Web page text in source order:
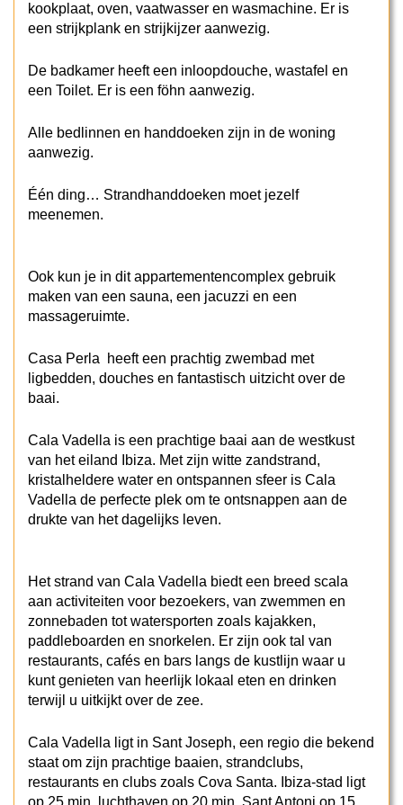
kookplaat, oven, vaatwasser en wasmachine. Er is
een strijkplank en strijkijzer aanwezig.
De badkamer heeft een inloopdouche, wastafel en
een Toilet. Er is een föhn aanwezig.
Alle bedlinnen en handdoeken zijn in de woning
aanwezig.
Één ding… Strandhanddoeken moet jezelf
meenemen.
Ook kun je in dit appartementencomplex gebruik
maken van een sauna, een jacuzzi en een
massageruimte.
Casa Perla heeft een prachtig zwembad met
ligbedden, douches en fantastisch uitzicht over de
baai.
Cala Vadella is een prachtige baai aan de westkust
van het eiland Ibiza. Met zijn witte zandstrand,
kristalheldere water en ontspannen sfeer is Cala
Vadella de perfecte plek om te ontsnappen aan de
drukte van het dagelijks leven.
Het strand van Cala Vadella biedt een breed scala
aan activiteiten voor bezoekers, van zwemmen en
zonnebaden tot watersporten zoals kajakken,
paddleboarden en snorkelen. Er zijn ook tal van
restaurants, cafés en bars langs de kustlijn waar u
kunt genieten van heerlijk lokaal eten en drinken
terwijl u uitkijkt over de zee.
Cala Vadella ligt in Sant Joseph, een regio die bekend
staat om zijn prachtige baaien, strandclubs,
restaurants en clubs zoals Cova Santa. Ibiza-stad ligt